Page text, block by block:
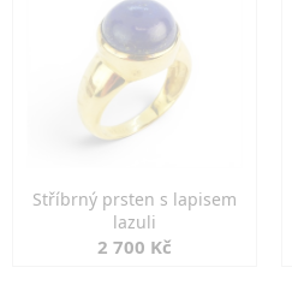
Stříbrný prsten s lapisem
lazuli
2 700 Kč